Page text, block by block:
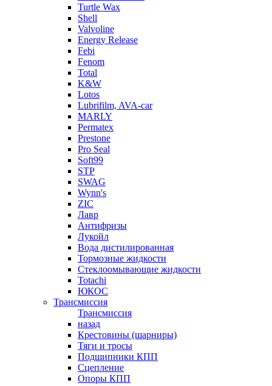
Turtle Wax
Shell
Valvoline
Energy Release
Febi
Fenom
Total
K&W
Lotos
Lubrifilm, AVA-car
MARLY
Permatex
Prestone
Pro Seal
Soft99
STP
SWAG
Wynn's
ZIC
Лавр
Антифризы
Лукойл
Вода дистилированная
Тормозные жидкости
Стеклоомывающие жидкости
Totachi
ЮКОС
Трансмиссия
Трансмиссия
назад
Крестовины (шарниры)
Тяги и тросы
Подшипники КПП
Сцепление
Опоры КПП